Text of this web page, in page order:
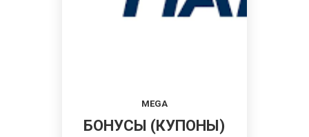
MEGA
БОНУСЫ (КУПОНЫ)